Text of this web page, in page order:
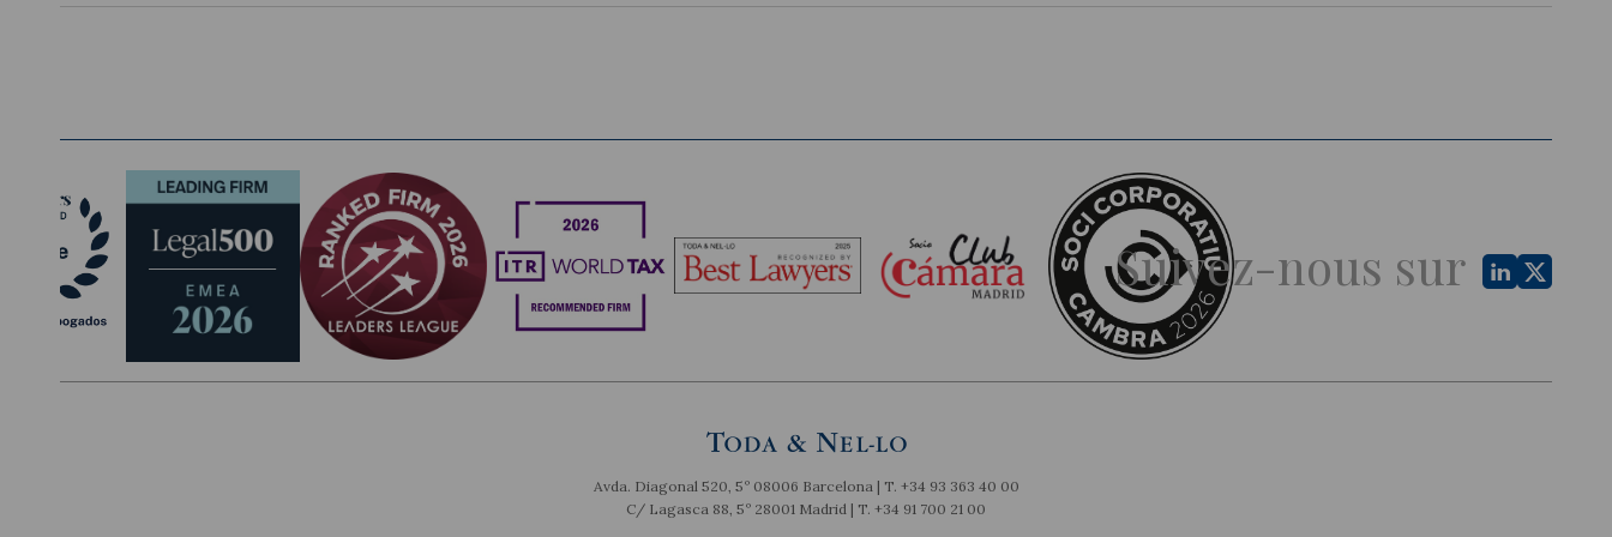
Suivez-nous sur
Avda. Diagonal 520, 5º 08006 Barcelona | T. +34 93 363 40 00
C/ Lagasca 88, 5º 28001 Madrid | T. +34 91 700 21 00